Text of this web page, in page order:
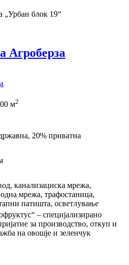
„Урбан блок 19“
Агроберза
м2
20% приватна
канализациска мрежа,
мрежа, трафостаница,
патишта, осветлување
– специјализирано
за производство, откуп и
на овошје и зеленчук